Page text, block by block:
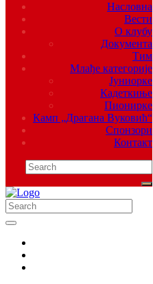
Насловна
Вести
О клубу
Документа
Тим
Млађе категорије
Јуниорке
Кадеткиње
Пионирке
Камп „Драгана Вуковић“
Спонзори
Контакт